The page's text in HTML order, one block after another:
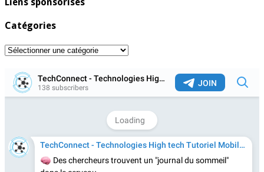
Catégories
Catégories